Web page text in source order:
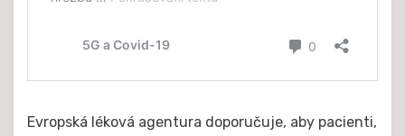
Evropská léková agentura doporučuje, aby pacienti,